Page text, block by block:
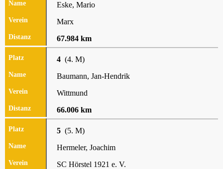
Eske, Mario
Marx
67.984 km
4 (4. M)
Baumann, Jan-Hendrik
Wittmund
66.006 km
5 (5. M)
Hermeler, Joachim
SC Hörstel 1921 e. V.